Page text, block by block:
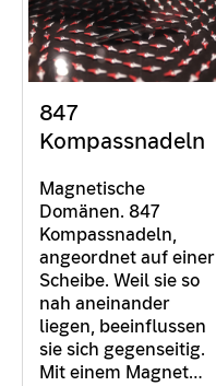
847
Kompassnadeln
Magnetische
Domänen. 847
Kompassnadeln,
angeordnet auf einer
Scheibe. Weil sie so
nah aneinander
liegen, beeinflussen
sie sich gegenseitig.
Mit einem Magnet…